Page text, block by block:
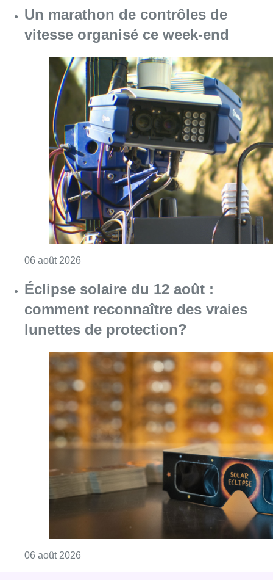
Un marathon de contrôles de
vitesse organisé ce week-end
06 août 2026
Éclipse solaire du 12 août :
comment reconnaître des vraies
lunettes de protection?
06 août 2026